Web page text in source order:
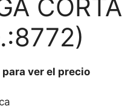
CORTA
ver el precio